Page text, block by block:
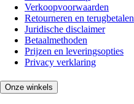
Verkoopvoorwaarden
Retourneren en terugbetalen
Juridische disclaimer
Betaalmethoden
Prijzen en leveringsopties
Privacy verklaring
Onze winkels